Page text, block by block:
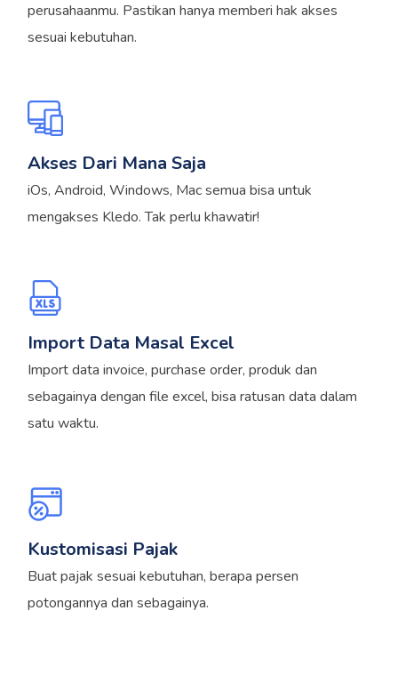
perusahaanmu. Pastikan hanya memberi hak akses
sesuai kebutuhan.
Akses Dari Mana Saja
iOs, Android, Windows, Mac semua bisa untuk
mengakses Kledo. Tak perlu khawatir!
Import Data Masal Excel
Import data invoice, purchase order, produk dan
sebagainya dengan file excel, bisa ratusan data dalam
satu waktu.
Kustomisasi Pajak
Buat pajak sesuai kebutuhan, berapa persen
potongannya dan sebagainya.